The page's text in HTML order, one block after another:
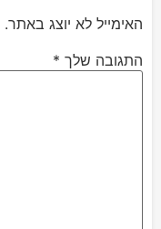
האימייל לא יוצג באתר.
התגובה שלך *